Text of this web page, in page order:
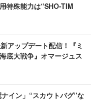
特殊能力は“SHO-TIM
アップデート配信！『ミ
底大戦争』オマージュス
イン」“スカウトバグ”な